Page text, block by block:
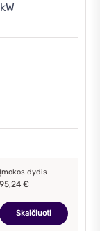
Įmokos dydis
95,24 €
Skaičiuoti